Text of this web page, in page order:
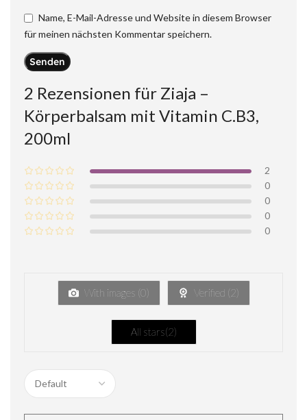
2 Rezensionen für Ziaja –
Körperbalsam mit Vitamin C.B3,
200ml
2
0
0
0
0
With images (0) Verified (2 )
All stars(2)
Name, E-Mail-Adresse und Website in diesem Browser
für meinen nächsten Kommentar speichern.